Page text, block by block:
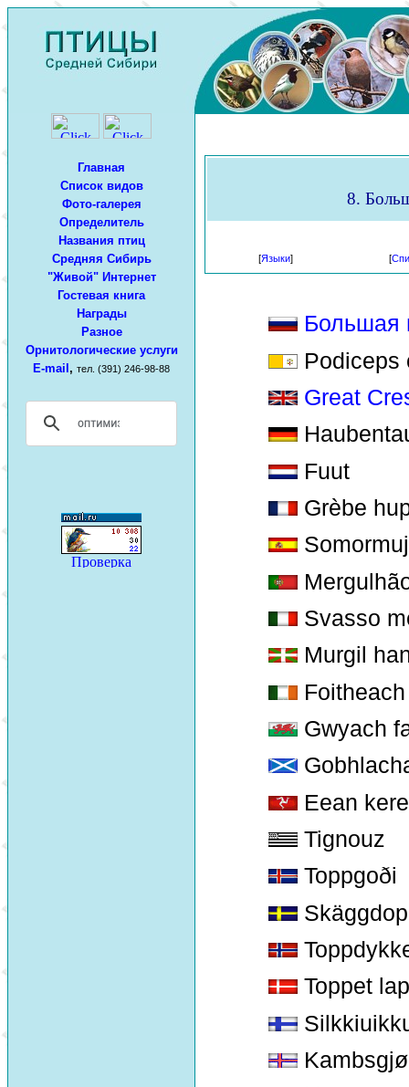
Главная
Список видов
Фото-галерея
Определитель
Названия птиц
Средняя Сибирь
"Живой" Интернет
Гостевая книга
Награды
Разное
Орнитологические услуги
E-mail , тел. (391) 246-98-88
8.
[Языки] [
Большая
Podiceps
Great
Fuut
Grèbe
Svasso
Murgil
Gwyach
Eean
Tignouz
Toppgoði
Toppet